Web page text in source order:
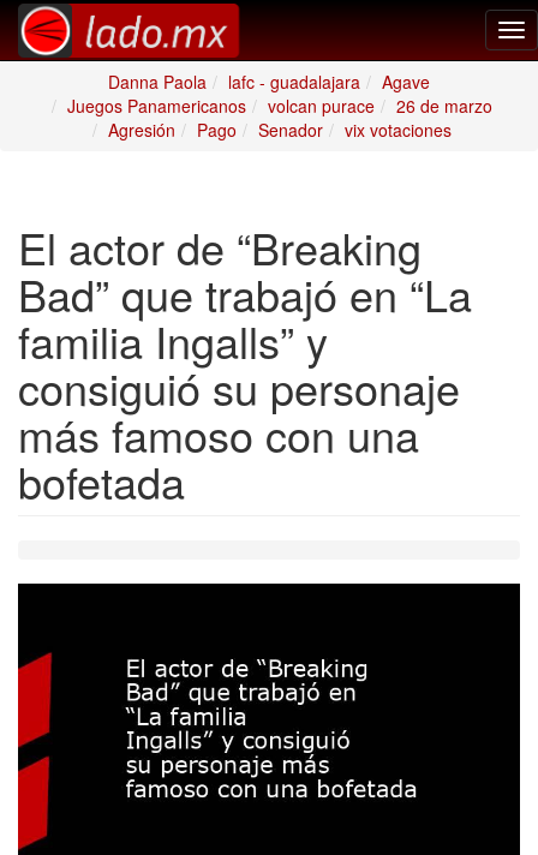
Danna Paola
lafc - guadalajara
Agave
Juegos Panamericanos
volcan purace
26 de marzo
Agresión
Pago Senador vix votaciones
El actor de “Breaking
Bad” que trabajó en “La
familia Ingalls” y
consiguió su personaje
más famoso con una
bofetada